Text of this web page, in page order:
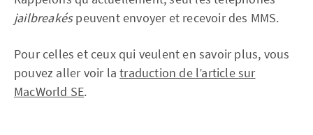
jailbreakéspeuvent envoyer et recevoir des MMS.
Pour celles et ceux qui veulent en savoir plus, vous
pouvez aller voir latraduction de l’article sur
MacWorld SE.